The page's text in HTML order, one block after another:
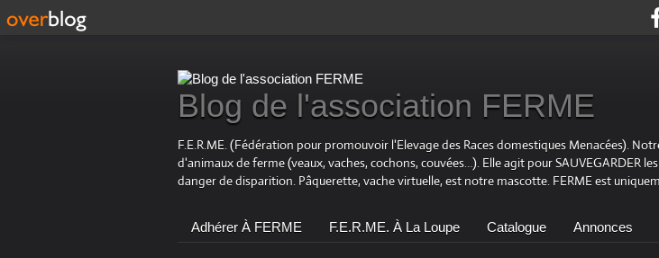
Blog de l'association FERME
F.E.R.ME. (Fédération pour promouvoir l'Elevage des Races domestiques Menacées).
d'animaux de ferme (veaux, vaches, cochons, couvées…). Elle agit pour SAUVEGARDER
danger de disparition. Pâquerette, vache virtuelle, est notre mascotte. FERME est
Adhérer À FERME F.E.R.ME. À La Loupe Catalogue Annonces